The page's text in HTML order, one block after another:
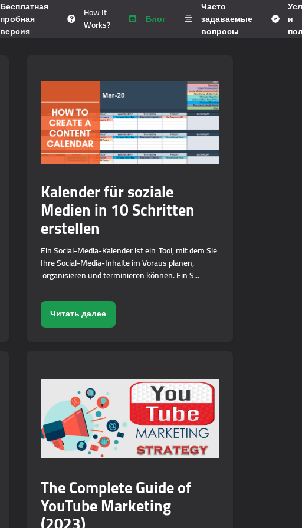
Бесплатная
пробная
версия
How It
Works?
Блог
Часто
задаваемые
вопросы
и
Kalender für soziale
Medien in 10 Schritten
erstellen
Ein Social-Media-Kalender ist ein Tool, mit dem Sie
Ihre Social-Media-Inhalte im Voraus planen,
organisieren und terminieren können. Ein S...
Читать далее
The Complete Guide of
YouTube Marketing